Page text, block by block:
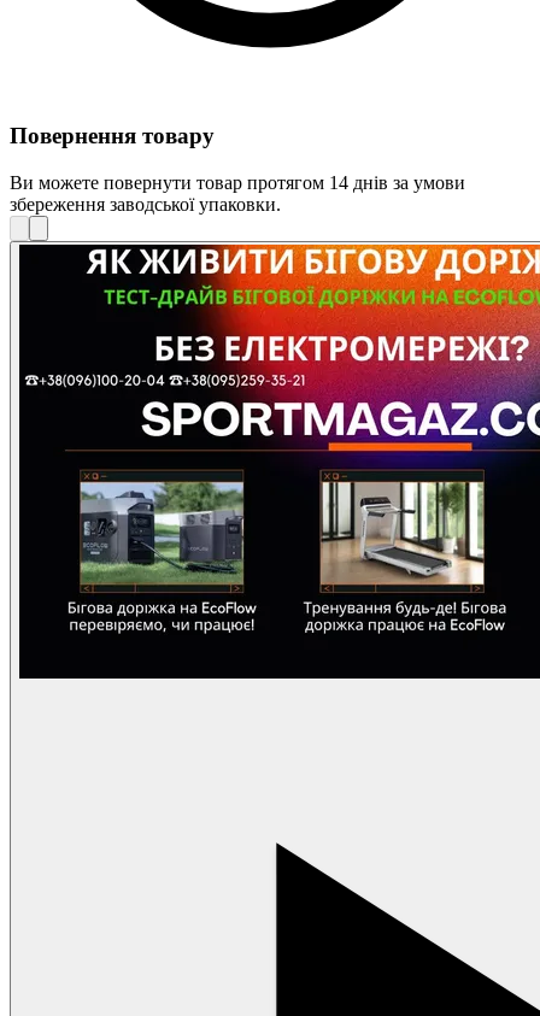
Повернення товару
Ви можете повернути товар протягом 14 днів за умови
збереження заводської упаковки.